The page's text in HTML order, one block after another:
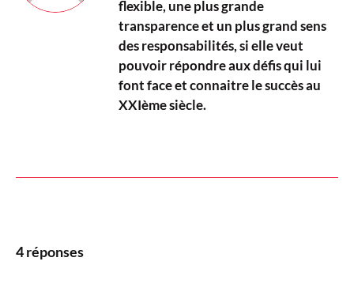
flexible, une plus grande
transparence et un plus grand sens
des responsabilités, si elle veut
pouvoir répondre aux défis qui lui
font face et connaitre le succès au
XXIème siècle.
4 réponses